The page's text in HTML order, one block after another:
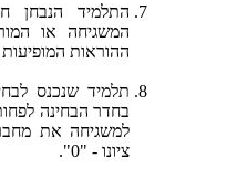
התלמיד הנבחן
המשגיחה או
ההוראות
תלמיד שנכנס
בחדר הבחינה
למשגיחה את
ציונו - "0".